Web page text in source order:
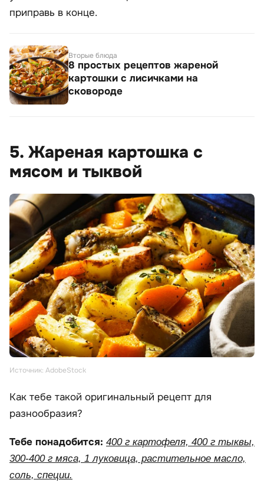
приправь в конце.
Вторые блюда
8 простых рецептов жареной
картошки с лисичками на
сковороде
5. Жареная картошка с
мясом и тыквой
Источник: AdobeStock
Как тебе такой оригинальный рецепт для
разнообразия?
Тебе понадобится: 400 г картофеля, 400 г тыквы,
300-400 г мяса, 1 луковица, растительное масло,
соль, специи.